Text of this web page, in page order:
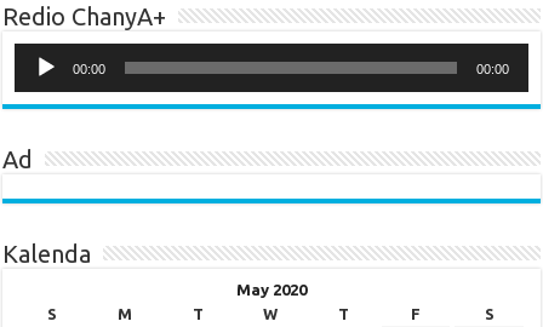
Redio ChanyA+
Player
00:00 00:00
Ad
Kalenda
May 2020
S
M T W T F
S